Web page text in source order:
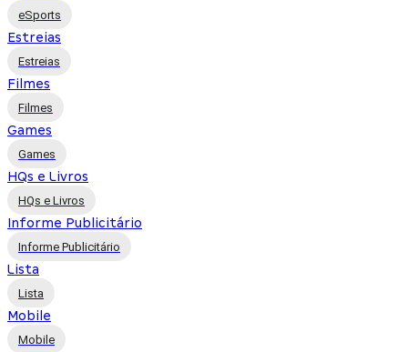
eSports
Estreias
Estreias
Filmes
Filmes
Games
Games
HQs e Livros
HQs e Livros
Informe Publicitário
Informe Publicitário
Lista
Lista
Mobile
Mobile